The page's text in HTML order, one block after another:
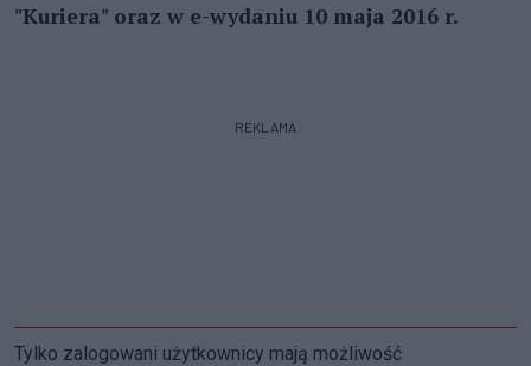
"Kuriera" oraz w e-wydaniu 10 maja 2016 r.
REKLAMA
Tylko zalogowani użytkownicy mają możliwość